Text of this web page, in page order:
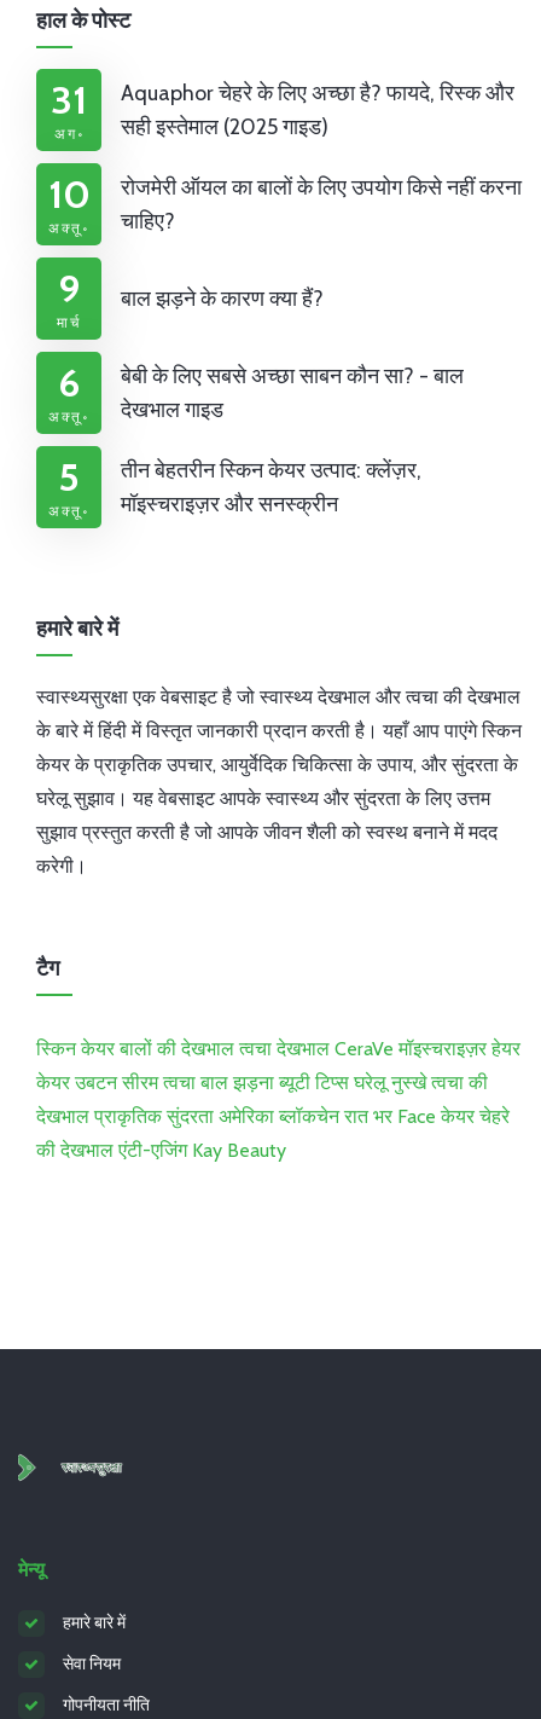
हाल के पोस्ट
31
अग॰
Aquaphor चेहरे के लिए अच्छा है? फायदे, रिस्क और
सही इस्तेमाल (2025 गाइड)
10
अक्तू॰
रोजमेरी ऑयल का बालों के लिए उपयोग किसे नहीं करना
चाहिए?
9
मार्च
बाल झड़ने के कारण क्या हैं?
6
अक्तू॰
बेबी के लिए सबसे अच्छा साबन कौन सा? - बाल
देखभाल गाइड
5
अक्तू॰
तीन बेहतरीन स्किन केयर उत्पाद: क्लेंज़र,
मॉइस्चराइज़र और सनस्क्रीन
हमारे बारे में
स्वास्थ्यसुरक्षा एक वेबसाइट है जो स्वास्थ्य देखभाल और त्वचा की देखभाल
के बारे में हिंदी में विस्तृत जानकारी प्रदान करती है। यहाँ आप पाएंगे स्किन
केयर के प्राकृतिक उपचार, आयुर्वेदिक चिकित्सा के उपाय, और सुंदरता के
घरेलू सुझाव। यह वेबसाइट आपके स्वास्थ्य और सुंदरता के लिए उत्तम
सुझाव प्रस्तुत करती है जो आपके जीवन शैली को स्वस्थ बनाने में मदद
करेगी।
टैग
स्किन केयर बालों की देखभाल त्वचा देखभाल CeraVe मॉइस्चराइज़र हेयर
केयर उबटन सीरम त्वचा बाल झड़ना ब्यूटी टिप्स घरेलू नुस्खे त्वचा की
देखभाल प्राकृतिक सुंदरता अमेरिका ब्लॉकचेन रात भर Face केयर चेहरे
की देखभाल एंटी-एजिंग Kay Beauty
मेन्यू
हमारे बारे में
सेवा नियम
गोपनीयता नीति